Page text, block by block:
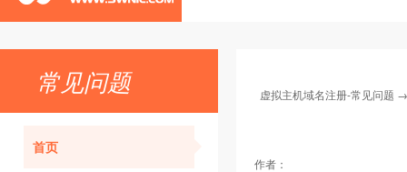
常见问题
首页
虚拟主机域名注册-常见问题
作者：